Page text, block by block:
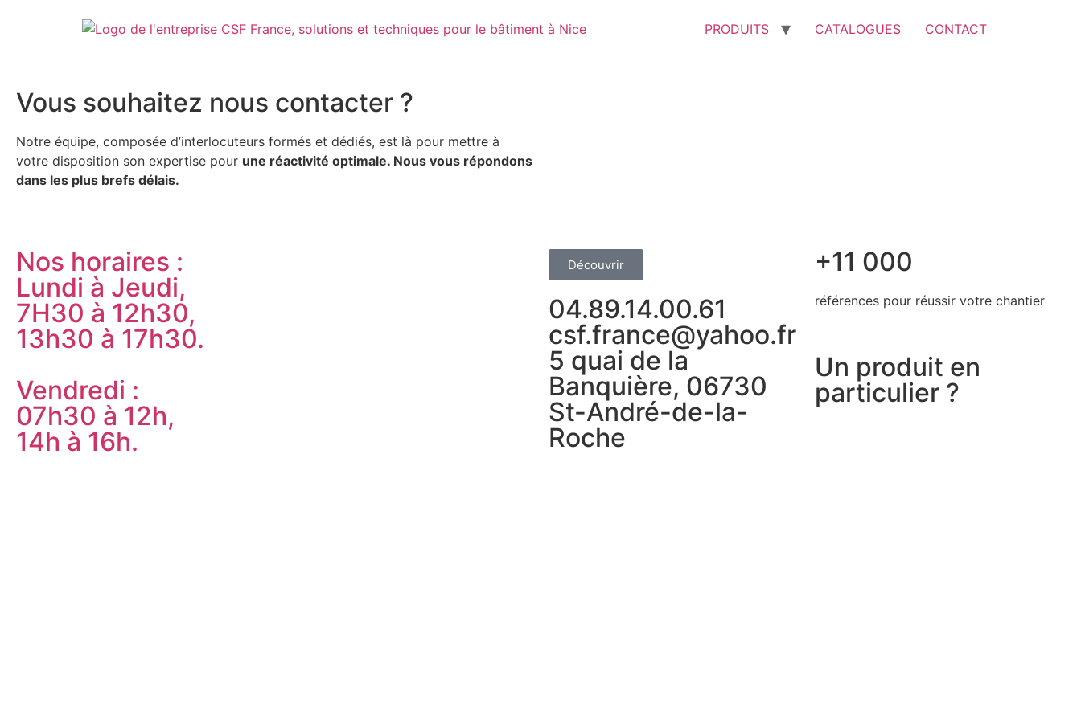
PRODUITS CATALOGUES CONTACT
Vous souhaitez nous contacter ?
Notre équipe, composée d’interlocuteurs formés et dédiés, est là pour mettre à
votre disposition son expertise pour une réactivité optimale. Nous vous répondons
dans les plus brefs délais.
Nos horaires :
Lundi à Jeudi,
7H30 à 12h30,
13h30 à 17h30.
Vendredi :
07h30 à 12h,
14h à 16h.
Découvrir
04.89.14.00.61
csf.france@yahoo.fr
5 quai de la
Banquière, 06730
St-André-de-la-
Roche
+11 000
références pour réussir votre chantier
Un produit en
particulier ?